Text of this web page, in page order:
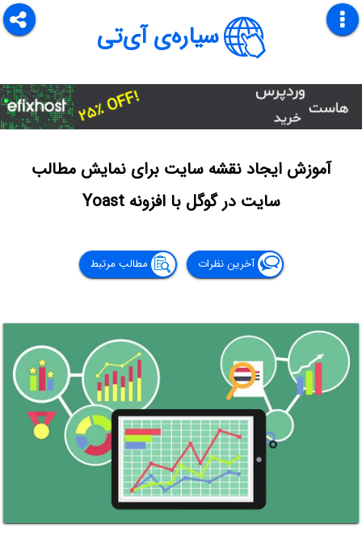
سیاره‌ی آی‌تی
آموزش ایجاد نقشه سایت برای نمایش مطالب
سایت در گوگل با افزونه Yoast
آخرین نظرات مطالب مرتبط